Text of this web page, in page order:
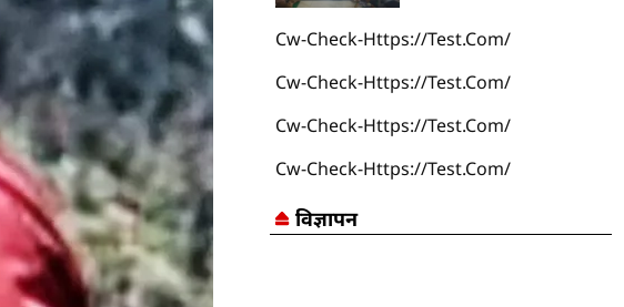
Cw-Check-Https://test.com/
Cw-Check-Https://test.com/
Cw-Check-Https://test.com/
Cw-Check-Https://test.com/
विज्ञापन